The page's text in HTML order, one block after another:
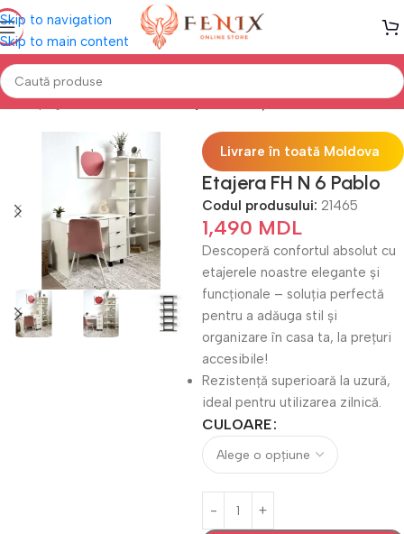
Skip to navigation
Skip to main content
Prima pagină Mobilă LIVING Etajere & Polițe
Livrare în toată Moldova
Etajera FH N 6 Pablo
Codul produsului: 21465
1,490 MDL
Descoperă confortul absolut cu
etajerele noastre elegante și
funcționale – soluția perfectă
pentru a adăuga stil și
organizare în casa ta, la prețuri
accesibile!
Rezistență superioară la uzură,
ideal pentru utilizarea zilnică.
CULOARE